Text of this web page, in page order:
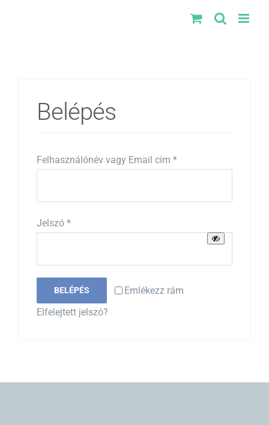
Belépés
Felhasználónév vagy Email cím *Kötelező
Jelszó *Kötelező
Emlékezz rám
BELÉPÉS
Elfelejtett jelszó?